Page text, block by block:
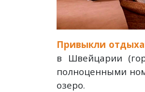
Привыкли
в Швейцарии
полноценными
озеро.